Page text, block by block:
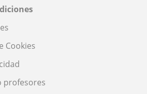
Cookies
profesores